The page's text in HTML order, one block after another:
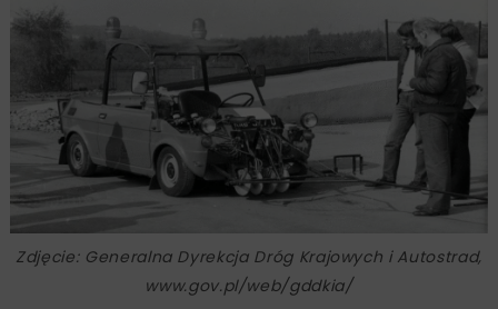
Zdjęcie: Generalna Dyrekcja Dróg Krajowych i Autostrad,
www.gov.pl/web/gddkia/